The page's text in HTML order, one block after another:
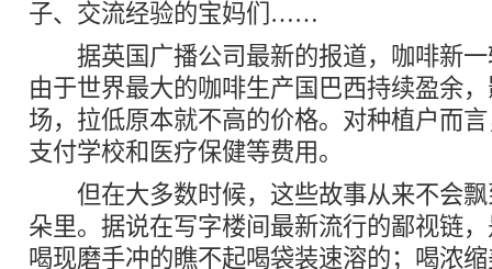
子、交流经验的宝妈们……
据英国广播公司最新的报道，咖啡新一
由于世界最大的咖啡生产国巴西持续盈余
场，拉低原本就不高的价格。对种植户而
支付学校和医疗保健等费用。
但在大多数时候，这些故事从来不会飘
朵里。据说在写字楼间最新流行的鄙视链
喝现磨手冲的瞧不起喝袋装速溶的；喝浓